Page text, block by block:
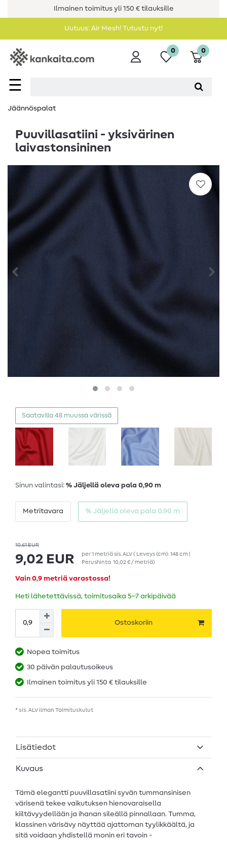
Ilmainen toimitus yli 150 € tilauksille
Uutuus: Air Mesh! Tutustu nyt!
☰
0 0
Jäännöspalat
Puuvillasatiini - yksivärinen
laivastonsininen
Saatavilla 48 muussa värissä
Sinun valintasi: % Jäljellä oleva pala 0,90 m
Metritavara % Jäljellä oleva pala 0,90 m
10,61 EUR
9,02 EUR per1 metriäsis. ALV( Leveys (cm): 148 cm |
Perushinta 10,02 € / metriä)
Vain 0,9 metriä varastossa!
Heti lähetettävissä, toimitusaika 5–7 arkipäivää
Ostoskoriin
Nopea toimitus
30 päivän palautusoikeus
Ilmainen toimitus yli 150 € tilauksille
* sis. ALV ilman Toimituskulut
Lisätiedot
Kuvaus
Tämä elegantti puuvillasatiini syvän tummansinisen
värisenä tekee vaikutuksen hienovaraisella
kiiltävyydellään ja ihanan sileällä pinnallaan. Tumma,
klassinen värisävy näyttää ajattoman tyylikkäältä, ja
sitä voidaan yhdistellä monin eri tavoin -